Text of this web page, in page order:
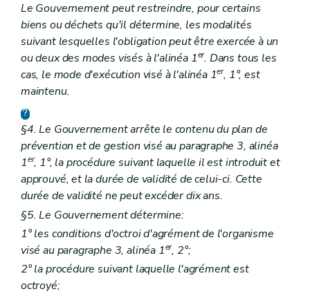
Le Gouvernement peut restreindre, pour certains
biens ou déchets qu'il détermine, les modalités
suivant lesquelles l'obligation peut être exercée à un
ou deux des modes visés à l'alinéa 1er. Dans tous les
cas, le mode d'exécution visé à l'alinéa 1er, 1°, est
maintenu.
§4. Le Gouvernement arrête le contenu du plan de
prévention et de gestion visé au paragraphe 3, alinéa
1er, 1°, la procédure suivant laquelle il est introduit et
approuvé, et la durée de validité de celui-ci. Cette
durée de validité ne peut excéder dix ans.
§5. Le Gouvernement détermine:
1° les conditions d'octroi d'agrément de l'organisme
visé au paragraphe 3, alinéa 1er, 2°;
2° la procédure suivant laquelle l'agrément est
octroyé;